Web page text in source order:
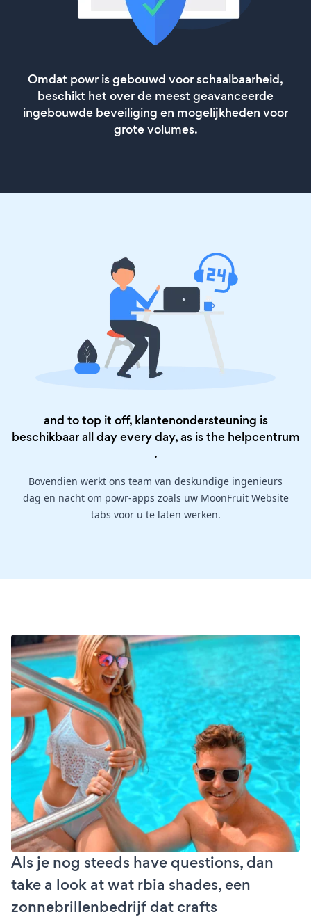
Omdat powr is gebouwd voor schaalbaarheid,
beschikt het over de meest geavanceerde
ingebouwde beveiliging en mogelijkheden voor
grote volumes.
and to top it off, klantenondersteuning is
beschikbaar all day every day, as is the helpcentrum
.
Bovendien werkt ons team van deskundige ingenieurs
dag en nacht om powr-apps zoals uw MoonFruit Website
tabs voor u te laten werken.
Als je nog steeds have questions, dan
take a look at wat rbia shades, een
zonnebrillenbedrijf dat crafts